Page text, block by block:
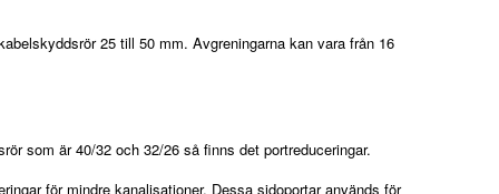
25 till 50 mm. Avgreningarna kan vara från 16
som är 40/32 och 32/26 så finns det portreduceringar.
för mindre kanalisationer. Dessa sidoportar används för